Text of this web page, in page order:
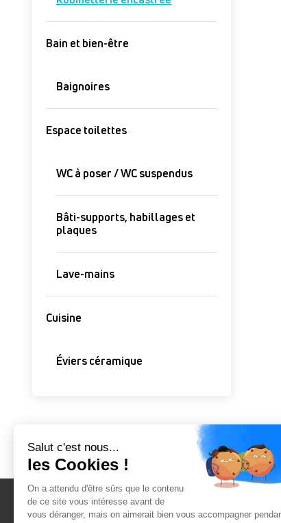
Bain et bien-être
Baignoires
Espace toilettes
WC à poser / WC suspendus
Bâti-supports, habillages et
plaques
Lave-mains
Cuisine
Éviers céramique
Au fil du Bain
Nos showrooms